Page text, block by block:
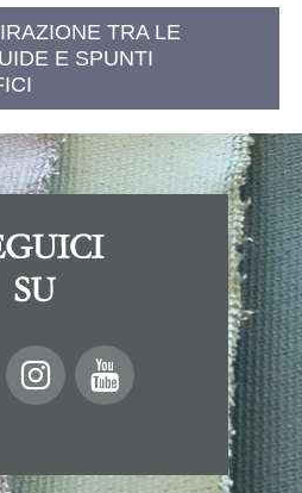
TRA LE
E SPUNTI